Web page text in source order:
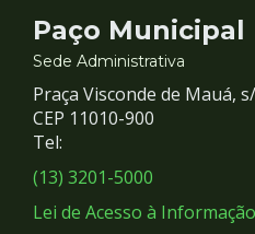
Contato
e
Redes
Sociais
Paço Municipal
Sede Administrativa
Praça Visconde de Mauá,
CEP 11010-900
Tel:
(13) 3201-5000
Lei de Acesso à Informação